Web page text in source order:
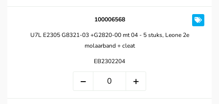
100006568
U7L E2305 G8321-03 +G2820-00 mt 04 - 5 stuks, Leone 2e
molaarband + cleat
EB2302204